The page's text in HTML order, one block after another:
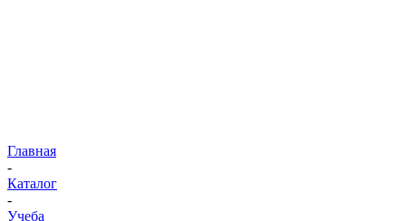
Главная
-
Каталог
-
Учеба